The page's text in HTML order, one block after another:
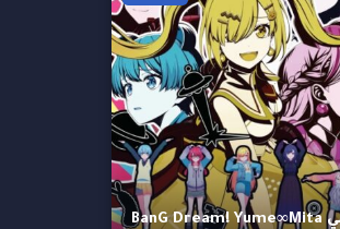
انمي BanG Dream! Yume∞Mita